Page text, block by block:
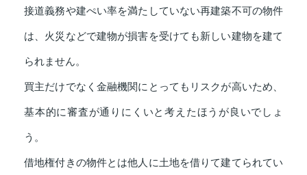
接道義務や建ぺい率を満たしていない再建築不可の物件
は、火災などで建物が損害を受けても新しい建物を建て
られません。
買主だけでなく金融機関にとってもリスクが高いため、
基本的に審査が通りにくいと考えたほうが良いでしょ
う。
借地権付きの物件とは他人に土地を借りて建てられてい